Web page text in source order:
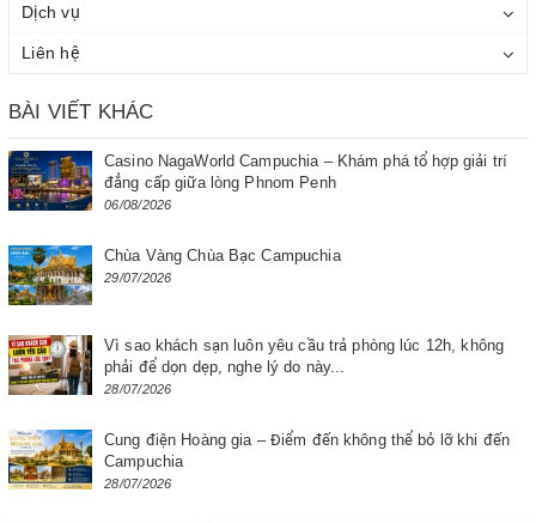
Dịch vụ
Liên hệ
BÀI VIẾT KHÁC
Casino NagaWorld Campuchia – Khám phá tổ hợp giải trí
đẳng cấp giữa lòng Phnom Penh
06/08/2026
Chùa Vàng Chùa Bạc Campuchia
29/07/2026
Vì sao khách sạn luôn yêu cầu trả phòng lúc 12h, không
phải để dọn dẹp, nghe lý do này...
28/07/2026
Cung điện Hoàng gia – Điểm đến không thể bỏ lỡ khi đến
Campuchia
28/07/2026